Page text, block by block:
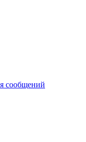
сообщений